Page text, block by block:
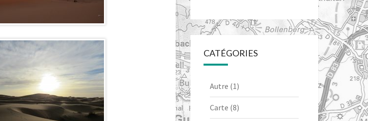
CATÉGORIES
Autre (1)
Carte (8)